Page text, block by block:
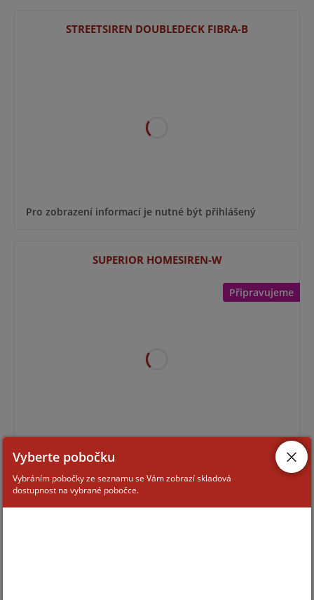
STREETSIREN DOUBLEDECK FIBRA-B
Pro zobrazení informací je nutné být přihlášený
Připravujeme
SUPERIOR HOMESIREN-W
SUPERIOR HOMESIREN-B
Vyberte pobočku
Vybráním pobočky ze seznamu se Vám zobrazí skladová
dostupnost na vybrané pobočce.